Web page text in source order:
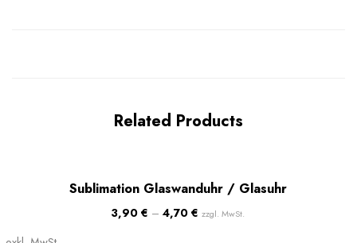
Related Products
Sublimation Glaswanduhr / Glasuhr
3,90 € – 4,70 € zzgl. MwSt.